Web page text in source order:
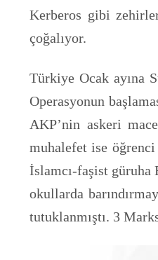
Kerberos gibi
çoğalıyor.
Türkiye Ocak ayına
Operasyonun
AKP’nin askeri
muhalefet ise
İslamcı-faşist güruha
okullarda
tutuklanmıştı. 3